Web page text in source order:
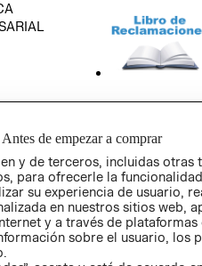
GIFT CARD
AVISO DE
Antes de empezar a comprar
y de terceros, incluidas otras
para ofrecerle la
su experiencia de usuario,
en nuestros sitios web,
y a través de plataformas
sobre el usuario, los